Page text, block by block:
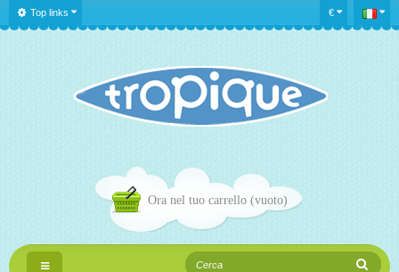
€
Top links
Ora nel tuo carrello (vuoto)
Navigazione